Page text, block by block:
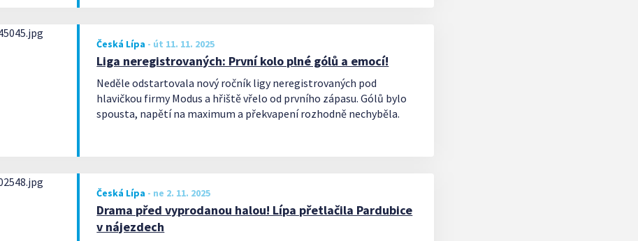
Česká Lípa - út 11. 11. 2025
Liga neregistrovaných: První kolo plné gólů a emocí!
Neděle odstartovala nový ročník ligy neregistrovaných pod
hlavičkou firmy Modus a hřiště vřelo od prvního zápasu. Gólů bylo
spousta, napětí na maximum a překvapení rozhodně nechyběla.
Česká Lípa - ne 2. 11. 2025
Drama před vyprodanou halou! Lípa přetlačila Pardubice
v nájezdech